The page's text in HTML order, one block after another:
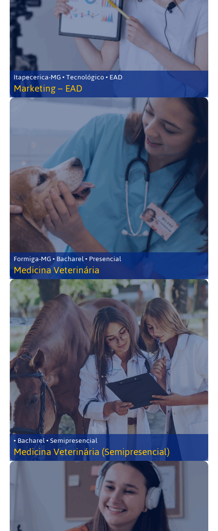
Itapecerica-MG • Tecnológico • EAD
Marketing – EAD
Formiga-MG • Bacharel • Presencial
Medicina Veterinária
• Bacharel • Semipresencial
Medicina Veterinária (Semipresencial)